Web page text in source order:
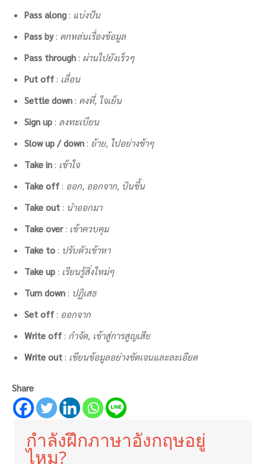
Pass along : แบ่งปัน
Pass by: ตกหล่นเรื่องข้อมูล
Pass through : ผ่านไปยังเร็วๆ
Put off : เลื่อน
Settle down : คงที่, ใจเย็น
Sign up : ลงทะเบียน
Slow up / down : ย้าย, ไปอย่างช้าๆ
Take in : เข้าใจ
Take off : ออก, ออกจาก, บินขึ้น
Take out : นำออกมา
Take over: เข้าควบคุม
Take to : ปรับตัวเข้าหา
Take up : เรียนรู้สิ่งใหม่ๆ
Turn down : ปฏิเสธ
Set off : ออกจาก
Write off : กำจัด, เข้าสู่การสูญเสีย
Write out : เขียนข้อมูลอย่างชัดเจนและละเอียด
Share
กำลังฝึกภาษาอังกฤษอยู่
ไหม?